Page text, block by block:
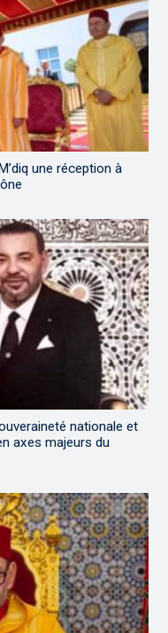
une réception à
nationale et
axes majeurs du